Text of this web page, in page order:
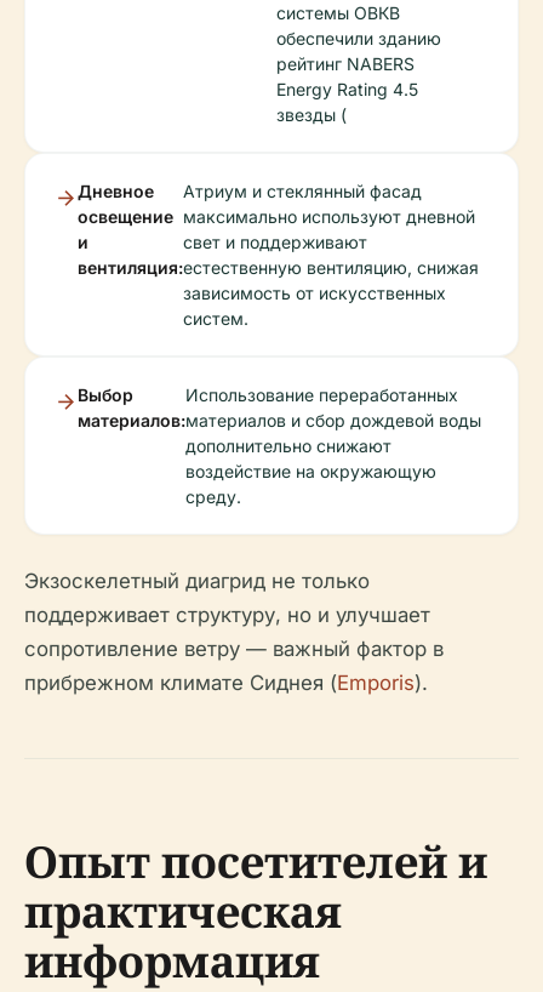
системы ОВКВ
обеспечили зданию
рейтинг NABERS
Energy Rating 4.5
звезды (
Дневное
освещение
и
вентиляция:
Атриум и стеклянный фасад
максимально используют дневной
свет и поддерживают
естественную вентиляцию, снижая
зависимость от искусственных
систем.
Выбор
материалов:
Использование переработанных
материалов и сбор дождевой воды
дополнительно снижают
воздействие на окружающую
среду.
Экзоскелетный диагрид не только
поддерживает структуру, но и улучшает
сопротивление ветру — важный фактор в
прибрежном климате Сиднея (Emporis).
Опыт посетителей и
практическая
информация